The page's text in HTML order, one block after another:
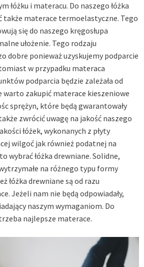
łóżku i materacu. Do naszego łóżka
także materace termoelastyczne. Tego
się do naszego kręgosłupa
ułożenie. Tego rodzaju
dobre ponieważ uzyskujemy podparcie
w przypadku materaca
podparcia będzie zależała od
warto zakupić materace kieszeniowe
sprężyn, które będą gwarantowały
zwrócić uwagę na jakość naszego
łóżek, wykonanych z płyty
wilgoć jak również podatnej na
wybrać łóżka drewniane. Solidne,
na różnego typu formy
łóżka drewniane są od razu
Jeżeli nam nie będą odpowiadały,
naszym wymaganiom. Do
najlepsze materace.